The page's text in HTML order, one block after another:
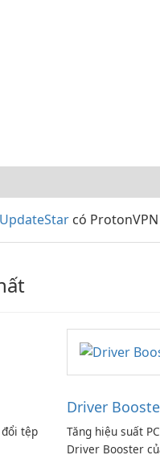
UpdateStar có
đổi tệp
Driver
Tăng hiệu suất
Driver Booster